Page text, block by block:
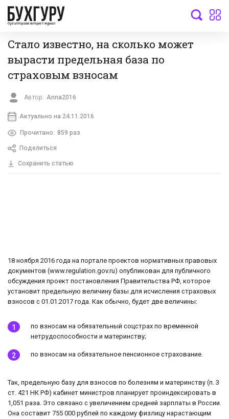
бухгалтерский интернет-журнал
Стало известно, на сколько может
вырасти предельная база по
страховым взносам
Автор: Anna2016
Актуально на 24.11.2016
Прочитано: 859 раз
Поделиться
Сохранить статью
18 ноября 2016 года на портале проектов нормативных правовых
документов (www.regulation.gov.ru) опубликован для публичного
обсуждения проект постановления Правительства РФ, которое
установит предельную величину базы для исчисления страховых
взносов с 01.01.2017 года. Как обычно, будет две величины:
по взносам на обязательный соцстрах по временной
нетрудоспособности и материнству;
по взносам на обязательное пенсионное страхование.
Так, предельную базу для взносов по болезням и материнству (п. 3
ст. 421 НК РФ) кабинет министров планирует проиндексировать в
1,051 раза. Это связано с увеличением средней зарплаты в России.
Она составит 755 000 рублей по каждому физлицу нарастающим